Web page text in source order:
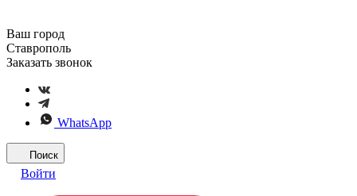
Ваш город
Ставрополь
Заказать звонок
WhatsApp
Поиск
Войти